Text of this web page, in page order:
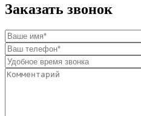
Заказать звонок